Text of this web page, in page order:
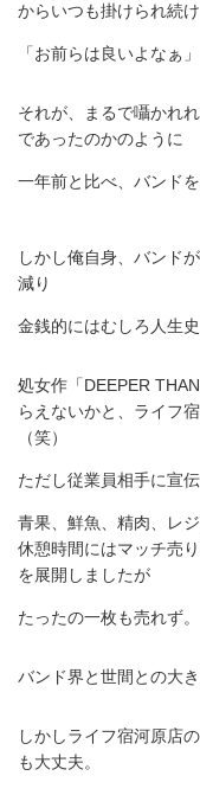
からいつも掛けられ続
「お前らは良いよなぁ」
それが、まるで囁かれ
であったのかのように
一年前と比べ、バンド
しかし俺自身、バンド
減り
金銭的にはむしろ人生
処女作「DEEPER
らえないかと、ライフ
（笑）
ただし従業員相手に宣
青果、鮮魚、精肉、レ
休憩時間にはマッチ売
を展開しましたが
たったの一枚も売れず。
バンド界と世間との大
しかしライフ宿河原店
も大丈夫。